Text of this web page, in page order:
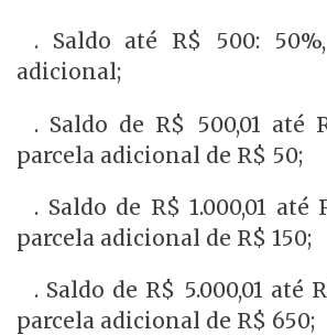
. Saldo até R$ 500:
adicional;
. Saldo de R$ 500,01 até
parcela adicional de R$ 50;
. Saldo de R$ 1.000,01 até
parcela adicional de R$ 150;
. Saldo de R$ 5.000,01 até
parcela adicional de R$ 650;